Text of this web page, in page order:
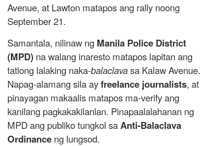
Avenue, at Lawton matapos ang rally noong
September 21.
Samantala, nilinaw ng Manila Police District
(MPD) na walang inaresto matapos lapitan ang
tatlong lalaking naka-balaclavasa Kalaw Avenue.
Napag-alamang sila ayfreelance journalists, at
pinayagan makaalis matapos ma-verify ang
kanilang pagkakakilanlan. Pinapaalalahanan ng
MPD ang publiko tungkol saAnti-Balaclava
Ordinance ng lungsod.